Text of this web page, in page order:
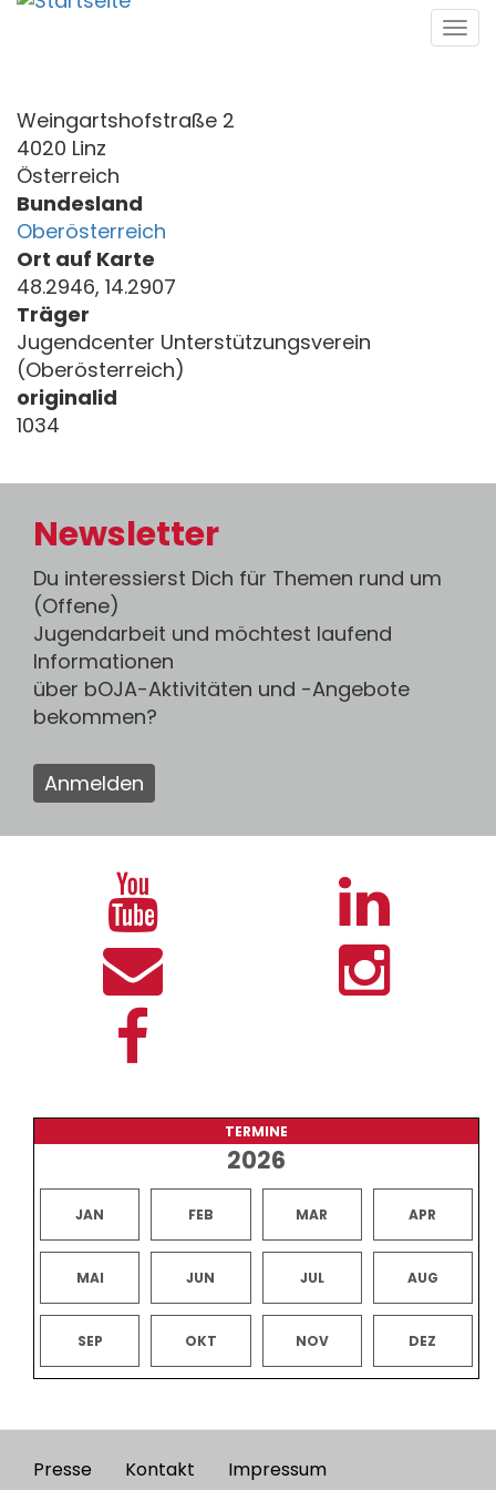
Direkt
Weingartshofstraße 2
4020 Linz
Österreich
Bundesland
Oberösterreich
Ort auf Karte
48.2946, 14.2907
Träger
Jugendcenter Unterstützungsverein
(Oberösterreich)
originalid
1034
Newsletter
Du interessierst Dich für Themen rund um
(Offene)
Jugendarbeit und möchtest laufend
Informationen
über bOJA-Aktivitäten und -Angebote
bekommen?
Anmelden
TERMINE
2026
JAN FEB MAR APR
MAI JUN JUL AUG
SEP OKT NOV DEZ
Presse Kontakt Impressum